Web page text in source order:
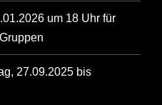
um 18 Uhr für
27.09.2025 bis